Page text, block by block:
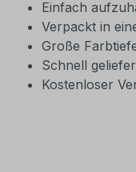
Einfach
Verpackt in
Große
Schnell
Kostenloser